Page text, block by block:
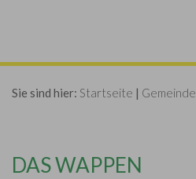
Sie sind hier: Startseite | Gemeinde
DAS WAPPEN